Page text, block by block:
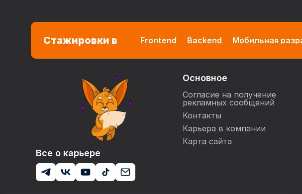
Стажировки в Frontend Backend Мобильная
Все о карьере
Основное
Согласие на получение
рекламных сообщений
Контакты
Карьера в компании
Карта сайта